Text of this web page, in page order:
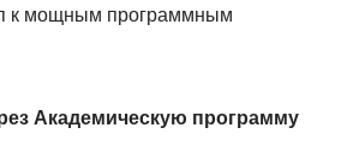
к мощным программным
Академическую программу